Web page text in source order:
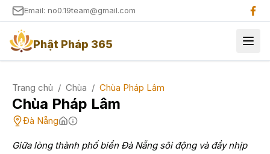
Email: no0.19team@gmail.com
Phật Pháp 365
Trang chủ / Chùa / Chùa Pháp Lâm
Chùa Pháp Lâm
Đà Nẵng
Giữa lòng thành phố biển Đà Nẵng sôi động và đầy nhịp